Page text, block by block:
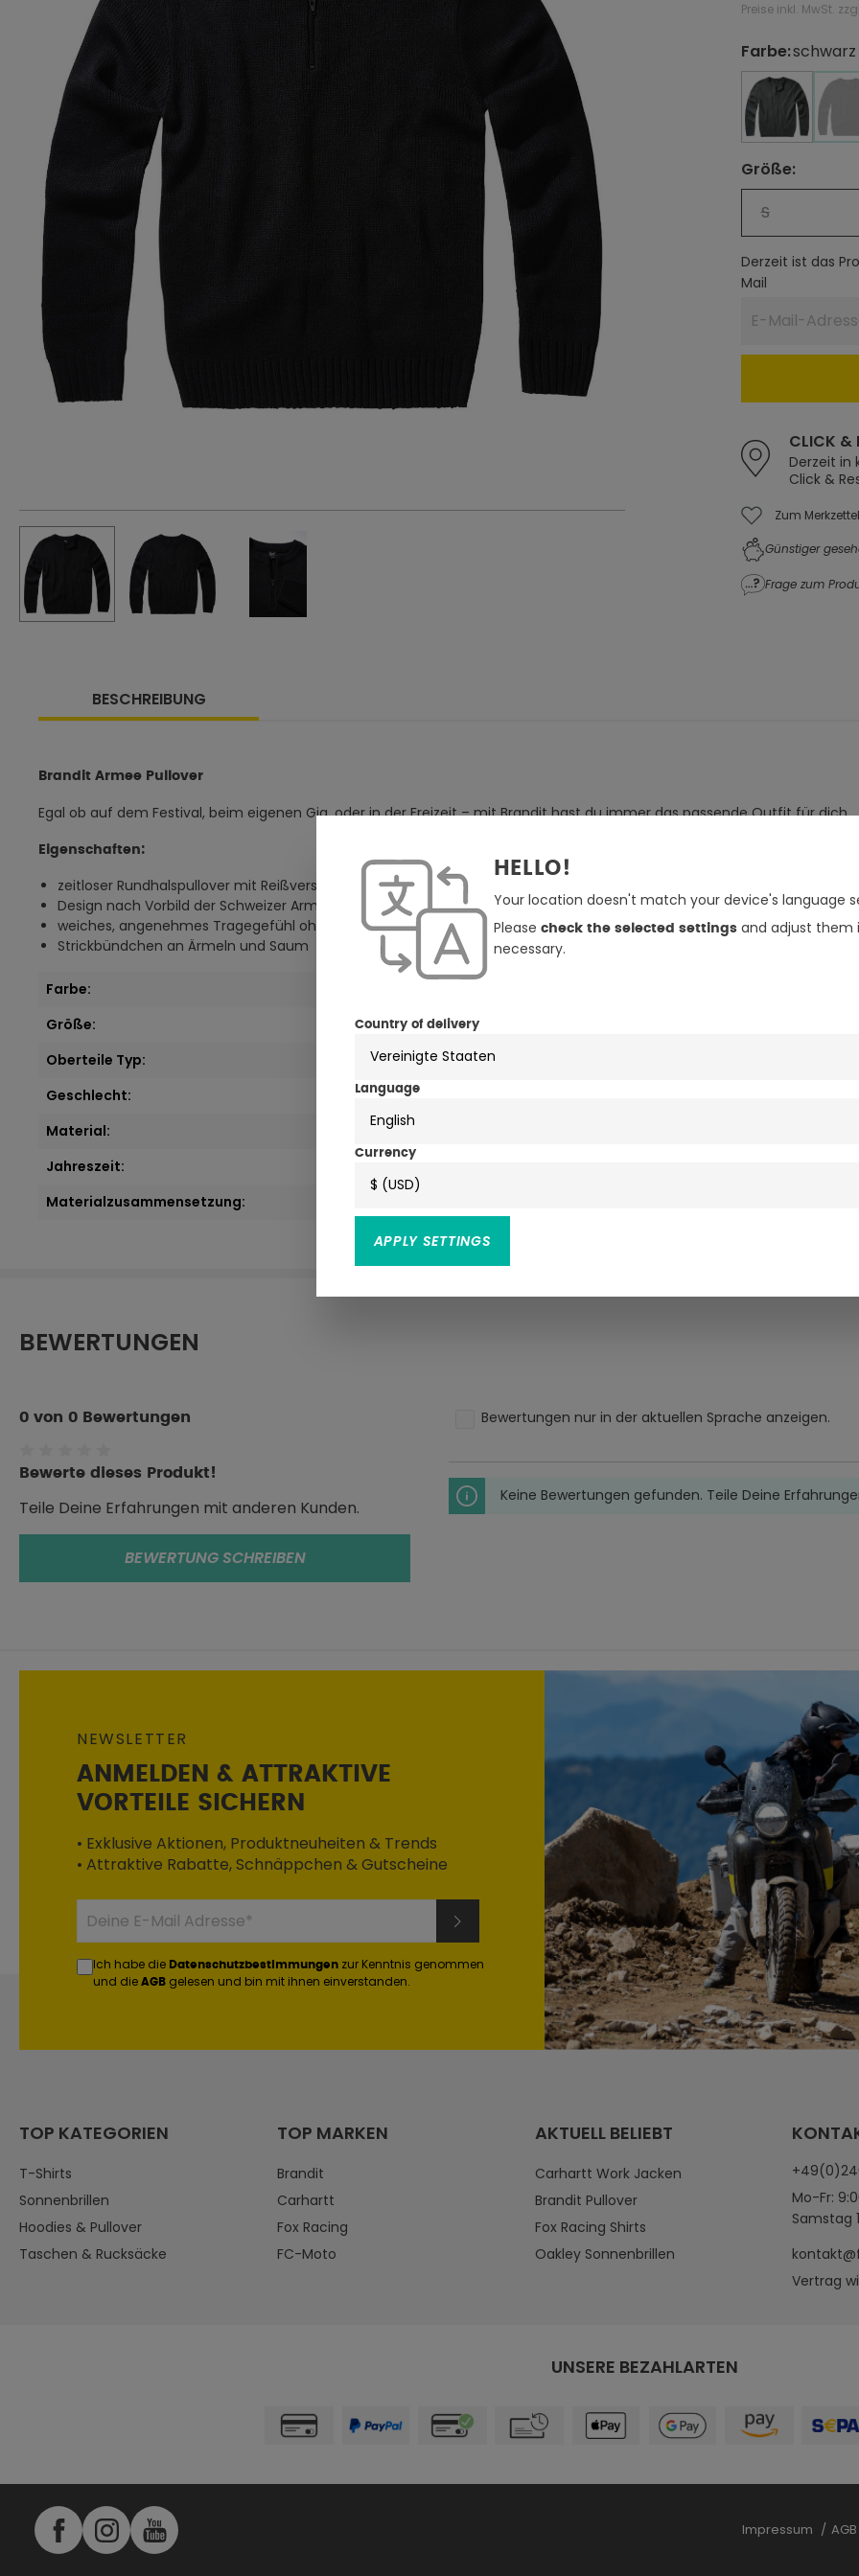
Preise inkl. MwSt.
Farbe
auswählen
:schwarz
anthrazit
anthrazit
Größe
auswählen
:
S
Derzeit ist das
Mail
CLICK &
Derzeit in
Click &
Zum
Günstiger
Frage zum
BESCHREIBUNG
Brandit Armee Pullover
Egal ob auf dem Festival, beim eigenen Gig, oder in der Freizeit – mit Brandit hast du immer das passende Outfit für dich.
Eigenschaften:
zeitloser Rundhalspullover mit Reißverschluss
Design nach Vorbild der Schweizer Armee
weiches, angenehmes Tragegefühl ohne Kratzen
Strickbündchen an Ärmeln und Saum
Farbe:
Größe:
S
Oberteile Typ:
Pullover
Geschlecht:
Material:
Jahreszeit:
Materialzusammensetzung:
BEWERTUNGEN
0 von 0 Bewertungen
Durchschnittliche Bewertung von 0 von 5 Sternen
Bewerte dieses Produkt!
Teile Deine Erfahrungen mit anderen Kunden.
BEWERTUNG SCHREIBEN
Bewertungen nur in der aktuellen Sprache anzeigen.
Keine Bewertungen gefunden. Teile Deine
NEWSLETTER
ANMELDEN & ATTRAKTIVE
VORTEILE SICHERN
• Exklusive Aktionen, Produktneuheiten & Trends
• Attraktive Rabatte, Schnäppchen & Gutscheine
Ich habe die Datenschutzbestimmungen zur Kenntnis genommen
und die AGB gelesen und bin mit ihnen einverstanden.
TOP KATEGORIEN
T-Shirts
Sonnenbrillen
Hoodies & Pullover
Taschen & Rucksäcke
TOP MARKEN
Brandit
Carhartt
Fox Racing
FC-Moto
AKTUELL BELIEBT
Carhartt Work Jacken
Brandit Pullover
Fox Racing Shirts
Oakley Sonnenbrillen
Mo-Fr:
Samstag
Vertrag
UNSERE BEZAHLARTEN
Impressum AGB
HELLO!
Your location doesn't match your device's language
Please check the selected settingsand adjust them
necessary.
Country of delivery
Language
English
Currency
$ (USD)
APPLY SETTINGS